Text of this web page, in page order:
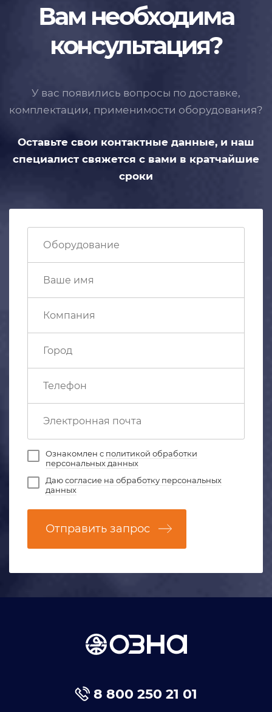
Вам необходима
консультация?
У вас появились вопросы по доставке,
комплектации, применимости оборудования?
Оставьте свои контактные данные, и наш
специалист свяжется с вами в кратчайшие
сроки
Ознакомлен с политикой обработки
персональных данных
Даюсогласие на обработку персональных
данных
Отправить запрос
8 800 250 21 01